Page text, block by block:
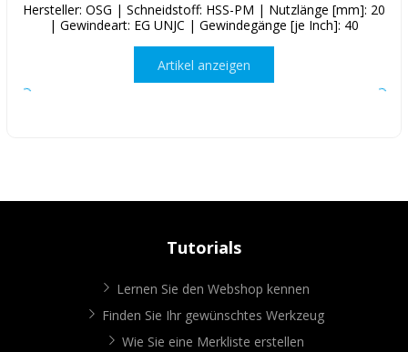
Hersteller: OSG | Schneidstoff: HSS-PM | Nutzlänge [mm]: 20
| Gewindeart: EG UNJC | Gewindegänge [je Inch]: 40
Artikel anzeigen
Tutorials
Lernen Sie den Webshop kennen
Finden Sie Ihr gewünschtes Werkzeug
Wie Sie eine Merkliste erstellen